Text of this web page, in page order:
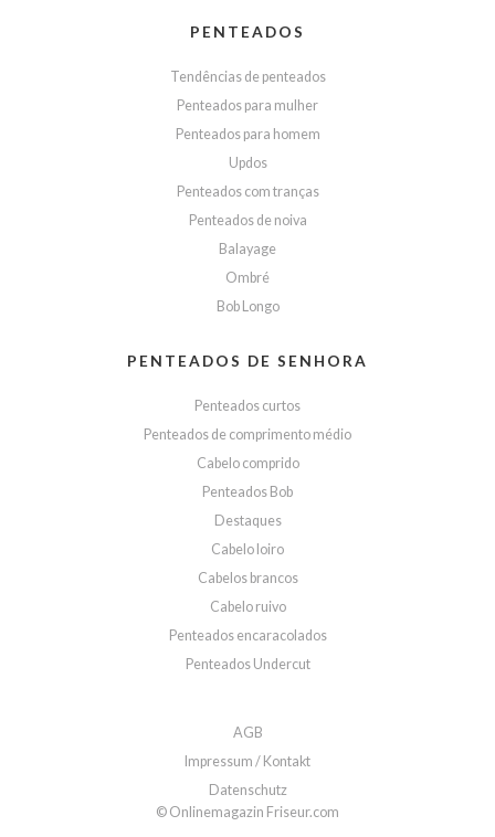
PENTEADOS
Tendências de penteados
Penteados para mulher
Penteados para homem
Updos
Penteados com tranças
Penteados de noiva
Balayage
Ombré
Bob Longo
PENTEADOS DE SENHORA
Penteados curtos
Penteados de comprimento médio
Cabelo comprido
Penteados Bob
Destaques
Cabelo loiro
Cabelos brancos
Cabelo ruivo
Penteados encaracolados
Penteados Undercut
AGB
Impressum / Kontakt
Datenschutz
© Onlinemagazin Friseur.com